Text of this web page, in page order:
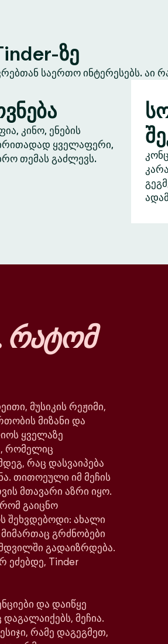
ზე
საერთო ინტერესებს. აი
კინო, ენების
ყველაფერი,
თემას გაძლევს.
რატომ
მუსიკის რეჟიმი,
მიზანი და
ყველაზე
რომელიც
რაც დასვაიპება
თითოეული იმ მეჩის
მთავარი აზრი იყო.
გაიცნო
შეხვდებოდი: ახალი
გრძნობები
გადაიზრდება.
ეძებდე, Tinder
და დაიწყე
მეჩია.
რამე დაგეგმეთ,